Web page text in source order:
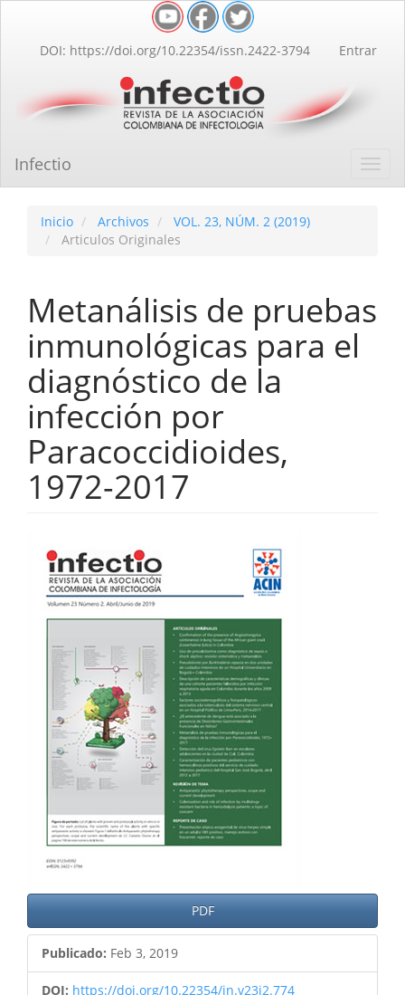
Contenido
principal
lateral
DOI: https://doi.org/10.22354/issn.2422-3794 Entrar
Infectio
Inicio Archivos
VOL. 23, NÚM. 2 (2019)
Articulos Originales
Metanálisis de pruebas
inmunológicas para el
diagnóstico de la
infección por
Paracoccidioides,
1972-2017
Barra
lateral
del
artículo
PDF
Publicado: Feb 3, 2019
DOI: https://doi.org/10.22354/in.v23i2.774